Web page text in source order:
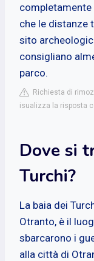
che le distanze
sito
consigliano
parco.
Richiesta di
isualizza la risposta
Dove si
Turchi?
La baia dei
Otranto, è il
sbarcarono i
alla città di